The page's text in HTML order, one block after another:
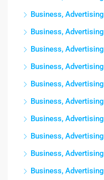
Business, Advertising
Business, Advertising
Business, Advertising
Business, Advertising
Business, Advertising
Business, Advertising
Business, Advertising
Business, Advertising
Business, Advertising
Business, Advertising